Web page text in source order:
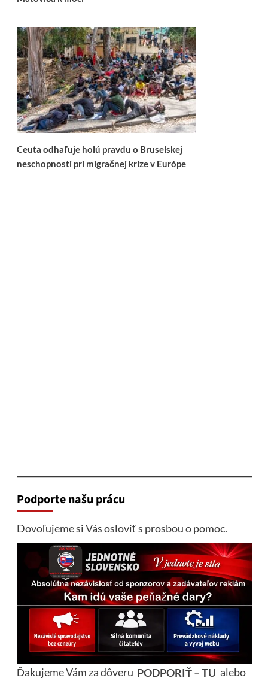
Ceuta odhaľuje holú pravdu o Bruselskej
neschopnosti pri migračnej kríze v Európe
Podporte našu prácu
Dovoľujeme si Vás osloviť s prosbou o pomoc.
Ďakujeme Vám za dôveru PODPORIŤ – TU alebo